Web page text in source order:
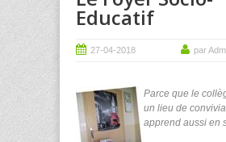
Educatif
27-04-2018 par
Parce que le
un lieu de
apprend aussi en